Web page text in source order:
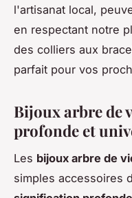
l'artisanat local,
en respectant notre
des colliers aux
parfait pour vos
Bijoux arbre de
profonde et
Les bijoux arbre de
simples accessoires